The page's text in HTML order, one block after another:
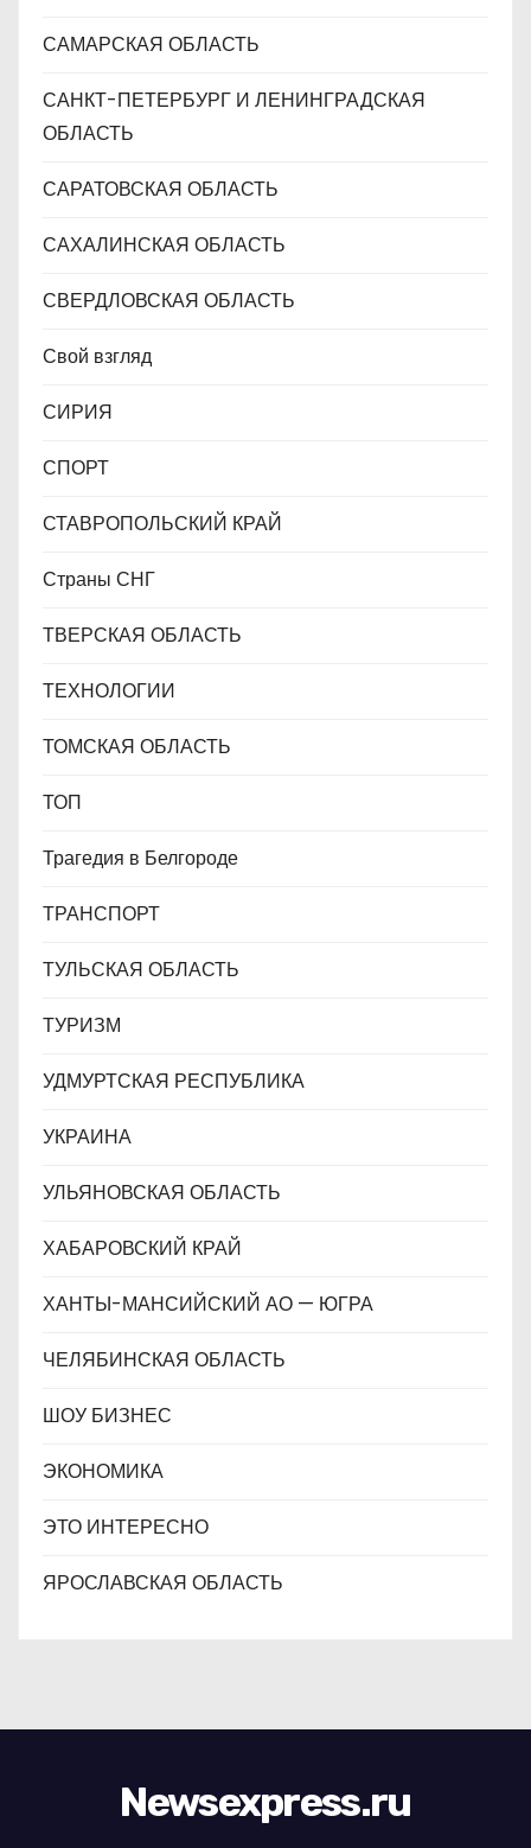
САМАРСКАЯ ОБЛАСТЬ
САНКТ-ПЕТЕРБУРГ И ЛЕНИНГРАДСКАЯ
ОБЛАСТЬ
САРАТОВСКАЯ ОБЛАСТЬ
САХАЛИНСКАЯ ОБЛАСТЬ
СВЕРДЛОВСКАЯ ОБЛАСТЬ
Свой взгляд
СИРИЯ
СПОРТ
СТАВРОПОЛЬСКИЙ КРАЙ
Страны СНГ
ТВЕРСКАЯ ОБЛАСТЬ
ТЕХНОЛОГИИ
ТОМСКАЯ ОБЛАСТЬ
ТОП
Трагедия в Белгороде
ТРАНСПОРТ
ТУЛЬСКАЯ ОБЛАСТЬ
ТУРИЗМ
УДМУРТСКАЯ РЕСПУБЛИКА
УКРАИНА
УЛЬЯНОВСКАЯ ОБЛАСТЬ
ХАБАРОВСКИЙ КРАЙ
ХАНТЫ-МАНСИЙСКИЙ АО — ЮГРА
ЧЕЛЯБИНСКАЯ ОБЛАСТЬ
ШОУ БИЗНЕС
ЭКОНОМИКА
ЭТО ИНТЕРЕСНО
ЯРОСЛАВСКАЯ ОБЛАСТЬ
Newsexpress.ru